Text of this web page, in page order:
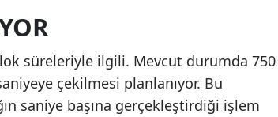
Kastamonu
süreleriyle ilgili. Mevcut durumda 750
çekilmesi planlanıyor. Bu
saniye başına gerçekleştirdiği işlem